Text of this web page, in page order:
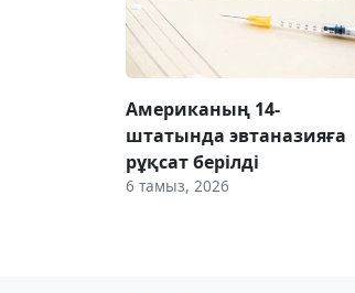
Американың 14-
штатында эвтаназияға
рұқсат берілді
6 тамыз, 2026